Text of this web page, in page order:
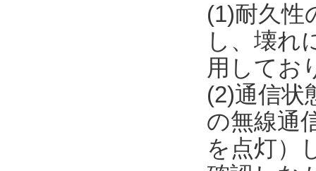
(1)耐久性
し、壊れ
用してお
(2)通信状
の無線通
を点灯）